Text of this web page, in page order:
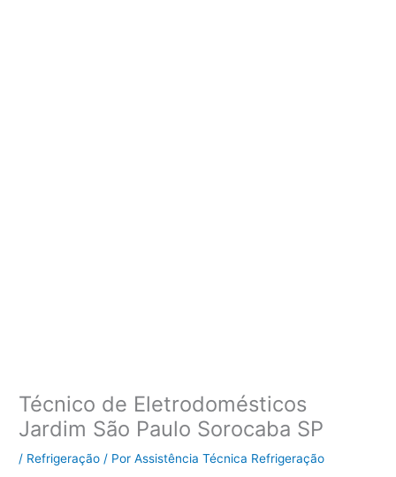
Técnico de Eletrodomésticos
Jardim São Paulo Sorocaba SP
/ Refrigeração / PorAssistência Técnica Refrigeração